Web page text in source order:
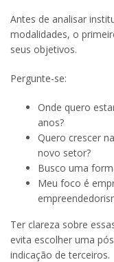
Antes de analisar
modalidades, o
seus objetivos.
Pergunte-se:
Onde quero
anos?
Quero crescer
novo setor?
Busco uma
Meu foco é
Ter clareza sobre
evita escolher uma
indicação de terceiros.